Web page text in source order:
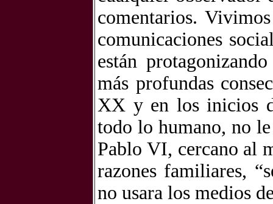
comentarios.
comunicaciones
están
más profundas
XX y en los inicios
todo lo humano, no
Pablo VI, cercano al
razones familiares,
no usara los medios